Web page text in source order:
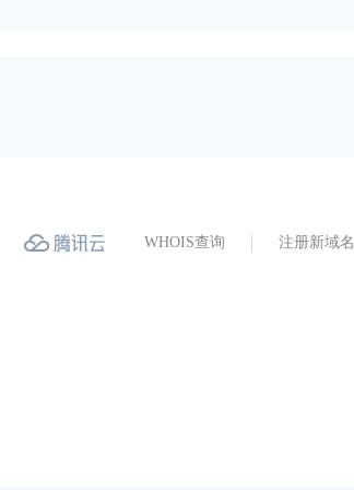
WHOIS查询 注册新域名